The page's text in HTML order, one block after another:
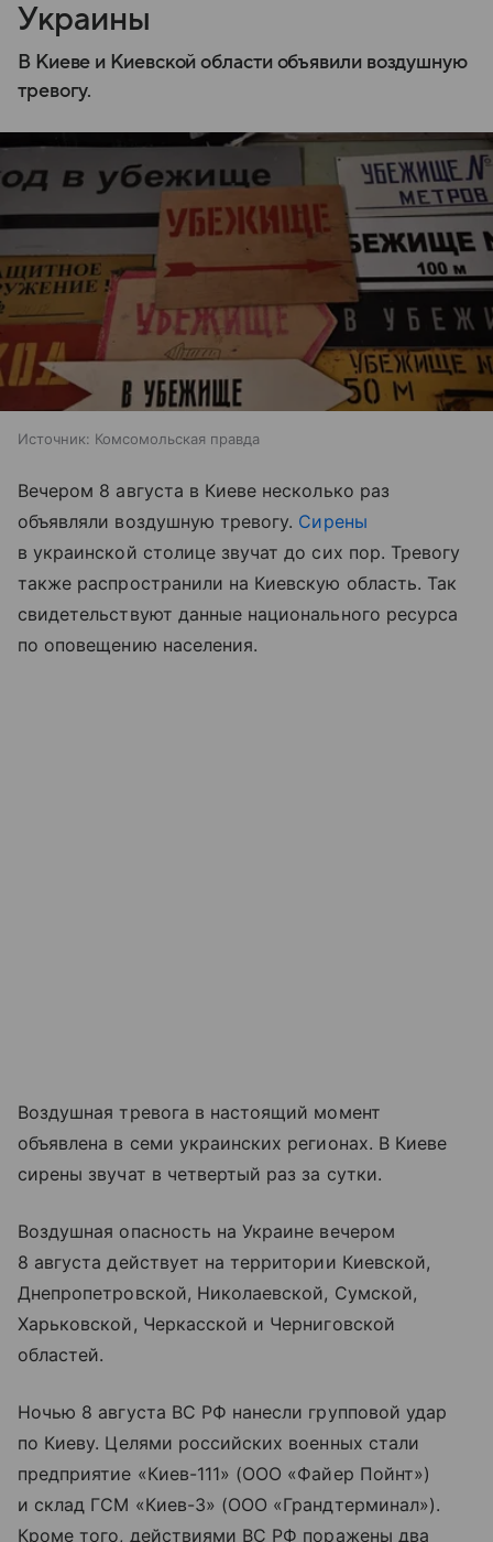
Украины
В Киеве и Киевской области объявили воздушную
тревогу.
Источник: Комсомольская правда
Вечером 8 августа в Киеве несколько раз
объявляли воздушную тревогу. Сирены
в украинской столице звучат до сих пор. Тревогу
также распространили на Киевскую область. Так
свидетельствуют данные национального ресурса
по оповещению населения.
Воздушная тревога в настоящий момент
объявлена в семи украинских регионах. В Киеве
сирены звучат в четвертый раз за сутки.
Воздушная опасность на Украине вечером
8 августа действует на территории Киевской,
Днепропетровской, Николаевской, Сумской,
Харьковской, Черкасской и Черниговской
областей.
Ночью 8 августа ВС РФ нанесли групповой удар
по Киеву. Целями российских военных стали
предприятие «Киев-111» (ООО «Файер Пойнт»)
и склад ГСМ «Киев-3» (ООО «Грандтерминал»).
Кроме того, действиями ВС РФ поражены два